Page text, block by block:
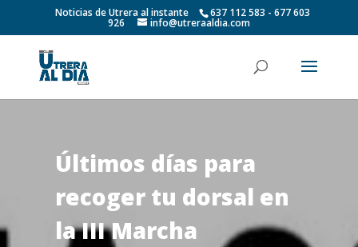
Noticias de Utrera al instante 637 112 583 - 677 603
926 info@utreraaldia.com
Últimos días para
recoger tu dorsal en
la III Marcha